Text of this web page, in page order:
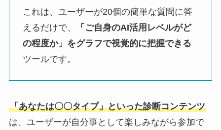
これは、ユーザーが20個の簡単な質問に答
えるだけで、
「ご自身のAI活用レベルがど
の程度か」をグラフで視覚的に把握できる
ツールです。
「あなたは〇〇タイプ」といった診断コンテンツ
は、ユーザーが自分事として楽しみながら参加で